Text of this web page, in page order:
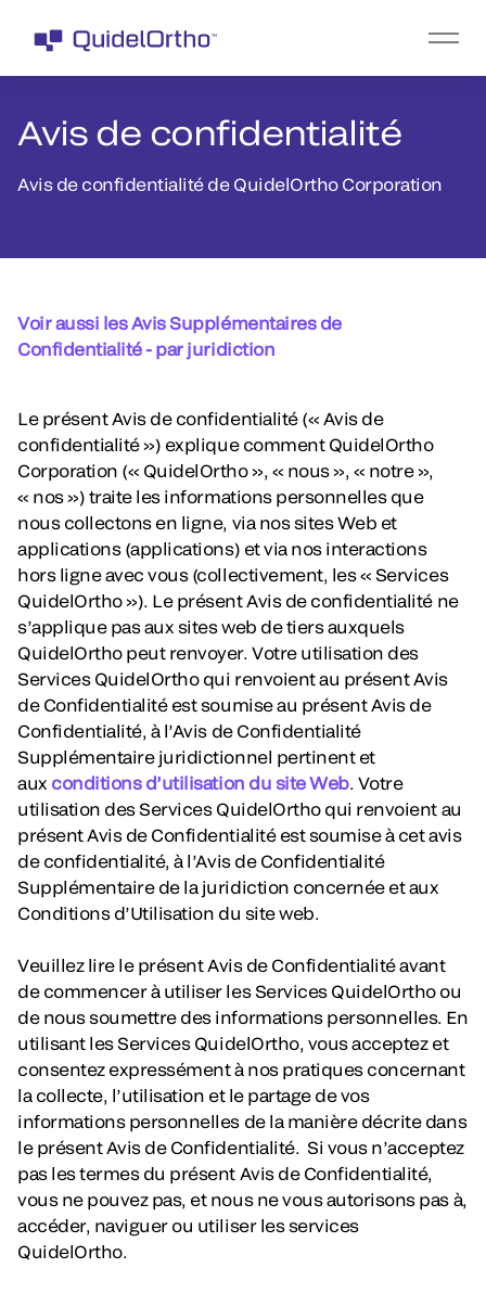
Avis de confidentialité
Avis de confidentialité de QuidelOrtho Corporation
Voir aussi les Avis Supplémentaires de
Confidentialité - par juridiction
Le présent Avis de confidentialité (« Avis de
confidentialité ») explique comment QuidelOrtho
Corporation (« QuidelOrtho », « nous », « notre »,
« nos ») traite les informations personnelles que
nous collectons en ligne, via nos sites Web et
applications (applications) et via nos interactions
hors ligne avec vous (collectivement, les « Services
QuidelOrtho »). Le présent Avis de confidentialité ne
s’applique pas aux sites web de tiers auxquels
QuidelOrtho peut renvoyer. Votre utilisation des
Services QuidelOrtho qui renvoient au présent Avis
de Confidentialité est soumise au présent Avis de
Confidentialité, à l’Avis de Confidentialité
Supplémentaire juridictionnel pertinent et
aux conditions d’utilisation du site Web. Votre
utilisation des Services QuidelOrtho qui renvoient au
présent Avis de Confidentialité est soumise à cet avis
de confidentialité, à l’Avis de Confidentialité
Supplémentaire de la juridiction concernée et aux
Conditions d’Utilisation du site web.
Veuillez lire le présent Avis de Confidentialité avant
de commencer à utiliser les Services QuidelOrtho ou
de nous soumettre des informations personnelles. En
utilisant les Services QuidelOrtho, vous acceptez et
consentez expressément à nos pratiques concernant
la collecte, l’utilisation et le partage de vos
informations personnelles de la manière décrite dans
le présent Avis de Confidentialité. Si vous n’acceptez
pas les termes du présent Avis de Confidentialité,
vous ne pouvez pas, et nous ne vous autorisons pas à,
accéder, naviguer ou utiliser les services
QuidelOrtho.